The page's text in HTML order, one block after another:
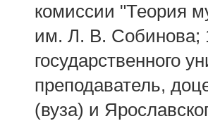
комиссии "Теория
им. Л. В. Собинова;
государственного
преподаватель,
(вуза) и